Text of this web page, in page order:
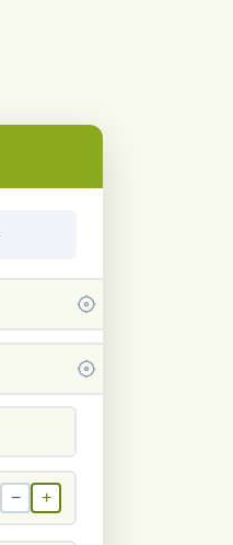
− +